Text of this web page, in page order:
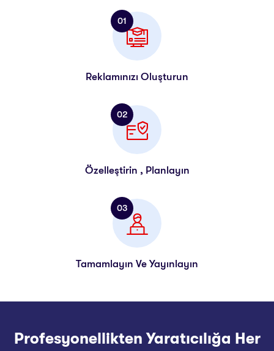
01
Reklamınızı Oluşturun
02
Özelleştirin , Planlayın
03
Tamamlayın Ve Yayınlayın
Profesyonellikten Yaratıcılığa Her